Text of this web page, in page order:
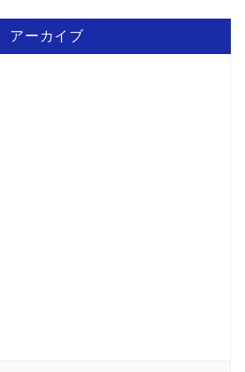
アーカイブ